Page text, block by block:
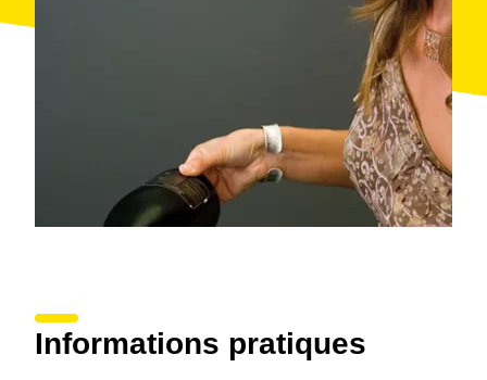
Informations pratiques